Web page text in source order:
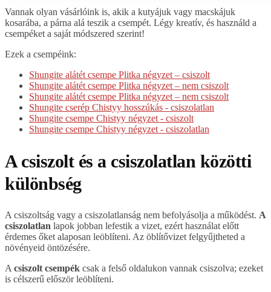
Vannak olyan vásárlóink is, akik a kutyájuk vagy macskájuk
kosarába, a párna alá teszik a csempét. Légy kreatív, és használd a
csempéket a saját módszered szerint!
Ezek a csempéink:
Shungite alátét csempe Plitka négyzet – csiszolt
Shungite alátét csempe Plitka négyzet – nem csiszolt
Shungite alátét csempe Plitka négyzet – nem csiszolt
Shungite cserép Chistyy hosszúkás - csiszolatlan
Shungite csempe Chistyy négyzet - csiszolt
Shungite csempe Chistyy négyzet - csiszolatlan
A csiszolt és a csiszolatlan közötti
különbség
A csiszoltság vagy a csiszolatlanság nem befolyásolja a működést. A
csiszolatlan lapok jobban lefestik a vizet, ezért használat előtt
érdemes őket alaposan leöblíteni. Az öblítővizet felgyűjtheted a
növényeid öntözésére.
A csiszolt csempék csak a felső oldalukon vannak csiszolva; ezeket
is célszerű először leöblíteni.